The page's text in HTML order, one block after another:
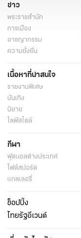
ข่าว
พระราชสำนัก
การเมือง
อาชญากรรม
ความยั่งยืน
เนื้อหาที่น่าสนใจ
รายงานพิเศษ
บันเทิง
นิยาย
ไลฟ์สไตล์
กีฬา
ฟุตบอลต่่างประเทศ
ไฟต์สปอร์ต
แกลเลอรี่
ช็อปปิ้ง
ไทยรัฐอีเวนต์